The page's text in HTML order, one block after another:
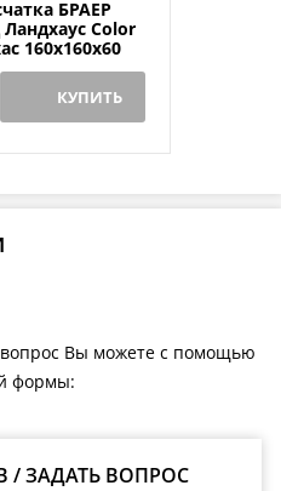
БРАЕР
Color
160x160x60
КУПИТЬ
вопрос Вы можете с помощью
формы:
/ ЗАДАТЬ ВОПРОС